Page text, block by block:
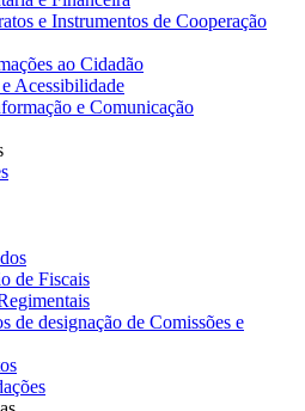
e Instrumentos de Cooperação
ao Cidadão
Acessibilidade
e Comunicação
de Fiscais
de designação de Comissões e